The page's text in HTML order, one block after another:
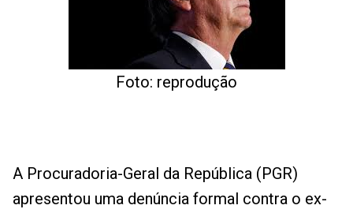
Foto: reprodução
A Procuradoria-Geral da República (PGR)
apresentou uma denúncia formal contra o ex-